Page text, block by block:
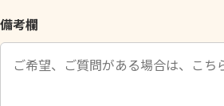
空
の
備考欄